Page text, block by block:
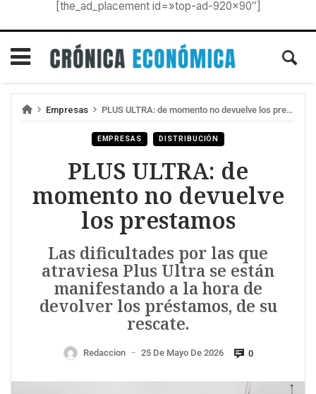
[the_ad_placement id=»top-ad-920×90″]
Empresas PLUS ULTRA: de momento no devuelve los prestamos
EMPRESAS DISTRIBUCIÓN
PLUS ULTRA: de
momento no devuelve
los prestamos
Las dificultades por las que
atraviesa Plus Ultra se están
manifestando a la hora de
devolver los préstamos, de su
rescate.
Redaccion — 25 De Mayo De 2026 0